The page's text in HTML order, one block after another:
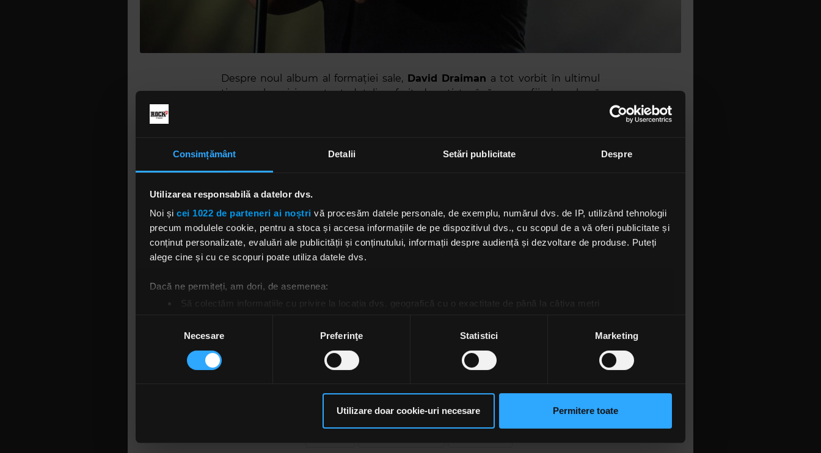
Consimțământ Detalii Setări publicitate Despre
Utilizarea responsabilă a datelor dvs.
Noi și cei 1022 de parteneri ai noștri vă procesăm datele personale, de exemplu, numărul dvs. de IP, utilizând tehnologii
precum modulele cookie, pentru a stoca și accesa informațiile de pe dispozitivul dvs., cu scopul de a vă oferi publicitate și
conținut personalizate, evaluări ale publicității și conținutului, informații despre audiență și dezvoltare de produse. Puteți
alege cine și cu ce scopuri poate utiliza datele dvs.
Dacă ne permiteți, am dori, de asemenea:
Să colectăm informațiile cu privire la locația dvs. geografică cu o exactitate de până la câțiva metri
Găsiți mai multe informații despre procesarea datelor dvs. personale și configurați-vă preferințele la
secțiunea cu detalii
Vă puteți modifica sau retrage oricând acordul din Declarația despre modulele cookie.
traficul. De asemenea, le oferim partenerilor de rețele sociale, de publicitate și de analize informații cu privire la modul în
care folosiți site-ul nostru. Aceștia le pot combina cu alte informații oferite de dvs. sau culese în urma folosirii serviciilor
consimțământului
Necesare Preferinţe Statistici Marketing
Utilizare doar cookie-uri necesare Permitere toate
Despre noul album al formației sale, David Draiman a tot vorbit în ultimul
timp, cel mai important detaliu oferit de artist până acum fiind acela că
îmbrăca forma unui EP.
sufletul și toată inima în fiecare piesă pe care o creăm. Și să scriem zece
melodii pentru ca numai trei dintre ele să ajungă la radio și să fie recunoscute
și numai de ele să își amintească fanii, apoi celelalte șapte să stea pe un raft să
se umple de praf – de ce? Nu mai are niciun sens să facem asta. Așa că pentru
următoarele câteva [albume], vor fi doar câte cinci sau șase piese,” ne
Artistul susține că societatea în care trăim acum este una în care lucrurile se
conceptuale sau ideea de a spune o întreagă poveste, nu îi pot forța pe
oamenii care nu le pot accepta”.
recunoaște că nu îl deranjează ca, în
momentul ăsta, fiecare melodie să spună propria poveste – „accept lucrurile
Disturbed